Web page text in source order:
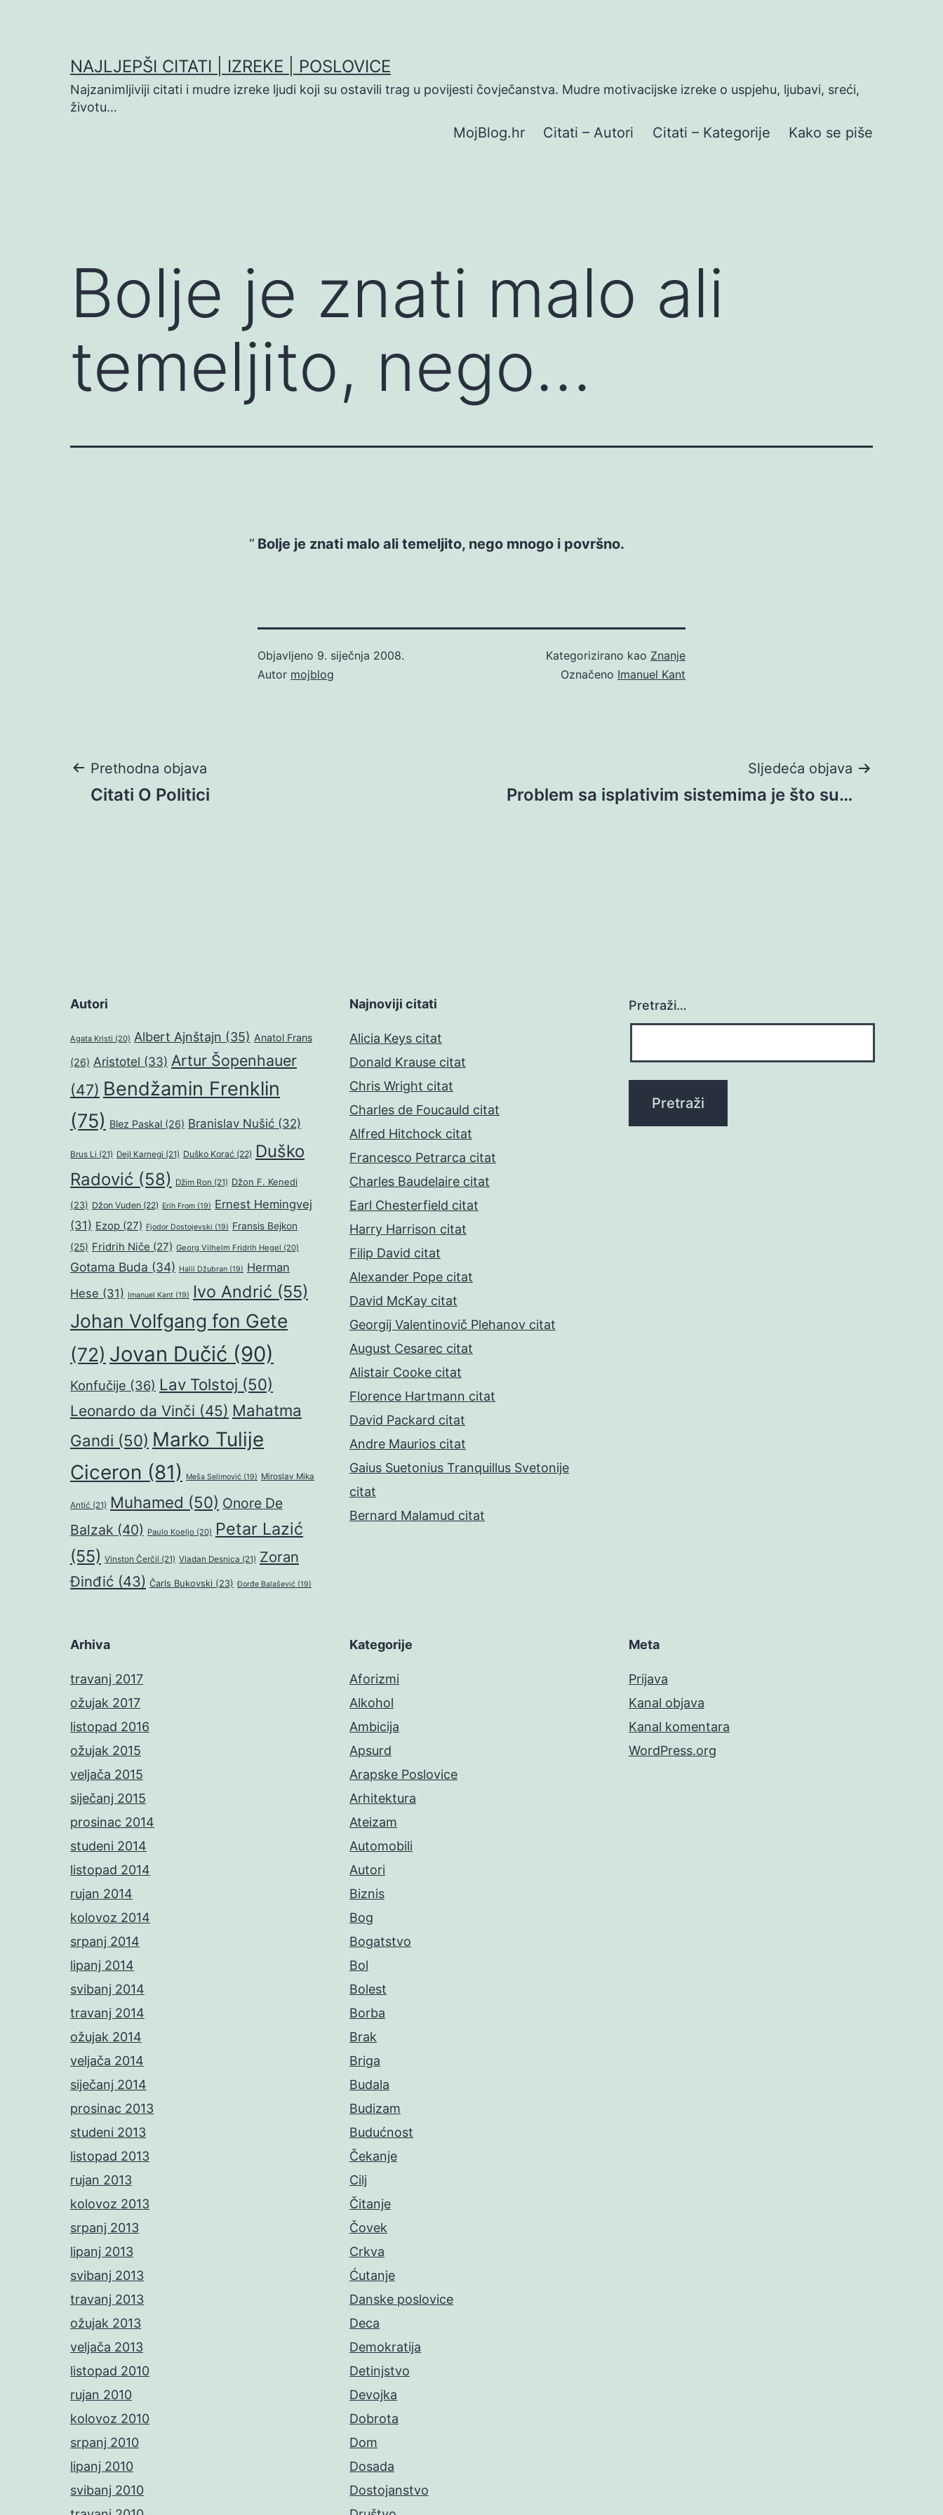
NAJLJEPŠI CITATI | IZREKE | POSLOVICE
Najzanimljiviji citati i mudre izreke ljudi koji su ostavili trag u povijesti čovječanstva. Mudre motivacijske izreke o uspjehu, ljubavi, sreći,
životu…
MojBlog.hr Citati – Autori Citati – Kategorije Kako se piše
Bolje je znati malo ali
temeljito, nego…
Bolje je znati malo ali temeljito, nego mnogo i površno.
Objavljeno 9. siječnja 2008.
Autor mojblog
Kategorizirano kao Znanje
Označeno Imanuel Kant
Navigacija
Prethodna objava
Citati O Politici
Sljedeća objava
Problem sa isplativim sistemima je što su…
Autori
Agata Kristi (20) Albert Ajnštajn (35) Anatol Frans
(26) Aristotel (33) Artur Šopenhauer
(47) Bendžamin Frenklin
(75) Blez Paskal (26) Branislav Nušić (32)
Brus Li (21) Dejl Karnegi (21) Duško Korać (22) Duško
Radović (58) Džim Ron (21) Džon F. Kenedi
(23) Džon Vuden (22) Erih From (19) Ernest Hemingvej
(31) Ezop (27) Fjodor Dostojevski (19) Fransis Bejkon
(25) Fridrih Niče (27) Georg Vilhelm Fridrih Hegel (20)
Gotama Buda (34) Halil Džubran (19) Herman
Hese (31) Imanuel Kant (19) Ivo Andrić (55)
Johan Volfgang fon Gete
(72) Jovan Dučić (90)
Konfučije (36) Lav Tolstoj (50)
Leonardo da Vinči (45) Mahatma
Gandi (50) Marko Tulije
Ciceron (81) Meša Selimović (19) Miroslav Mika
Antić (21) Muhamed (50) Onore De
Balzak (40) Paulo Koeljo (20) Petar Lazić
(55) Vinston Čerčil (21) Vladan Desnica (21) Zoran
Đinđić (43) Čarls Bukovski (23) Đorđe Balašević (19)
Najnoviji citati
Alicia Keys citat
Donald Krause citat
Chris Wright citat
Charles de Foucauld citat
Alfred Hitchock citat
Francesco Petrarca citat
Charles Baudelaire citat
Earl Chesterfield citat
Harry Harrison citat
Filip David citat
Alexander Pope citat
David McKay citat
Georgij Valentinovič Plehanov citat
August Cesarec citat
Alistair Cooke citat
Florence Hartmann citat
David Packard citat
Andre Maurios citat
Gaius Suetonius Tranquillus Svetonije
citat
Bernard Malamud citat
Pretraži…
Arhiva
travanj 2017
ožujak 2017
listopad 2016
ožujak 2015
veljača 2015
siječanj 2015
prosinac 2014
studeni 2014
listopad 2014
rujan 2014
kolovoz 2014
srpanj 2014
lipanj 2014
svibanj 2014
travanj 2014
ožujak 2014
veljača 2014
siječanj 2014
prosinac 2013
studeni 2013
listopad 2013
rujan 2013
kolovoz 2013
srpanj 2013
lipanj 2013
svibanj 2013
travanj 2013
ožujak 2013
veljača 2013
listopad 2010
rujan 2010
kolovoz 2010
srpanj 2010
lipanj 2010
svibanj 2010
Kategorije
Aforizmi
Alkohol
Ambicija
Apsurd
Arapske Poslovice
Arhitektura
Ateizam
Automobili
Autori
Biznis
Bog
Bogatstvo
Bol
Bolest
Borba
Brak
Briga
Budala
Budizam
Budućnost
Čekanje
Cilj
Čitanje
Čovek
Crkva
Ćutanje
Danske poslovice
Deca
Demokratija
Detinjstvo
Devojka
Dobrota
Dom
Dosada
Dostojanstvo
Meta
Prijava
Kanal objava
Kanal komentara
WordPress.org